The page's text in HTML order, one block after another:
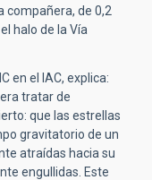
compañera, de 0,2
halo de la Vía
en el IAC, explica:
tratar de
que las estrellas
gravitatorio de un
atraídas hacia su
engullidas. Este